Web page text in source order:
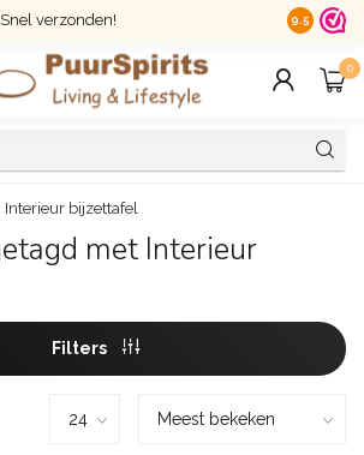
verzonden! 14 dagen
9.5
0
Interieur bijzettafel
met Interieur
Filters